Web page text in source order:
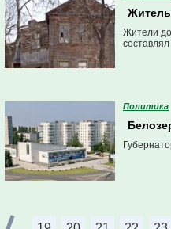
Жители
Политика